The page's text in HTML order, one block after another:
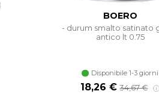
BOERO
- durum smalto satinato
antico lt 0.75
Disponibile 1-3 giorni
Prezzo scontato
18,26 € Prezzo di
34,67 €